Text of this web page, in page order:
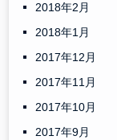
2018年2月
2018年1月
2017年12月
2017年11月
2017年10月
2017年9月